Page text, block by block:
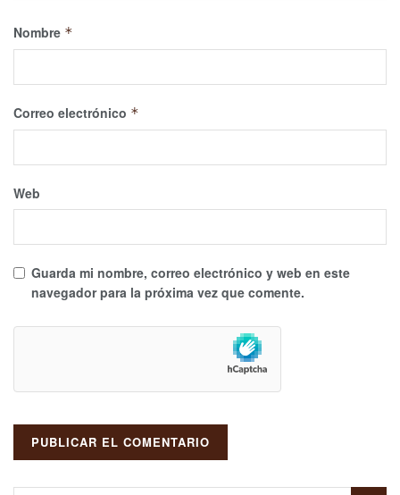
Nombre *
Correo electrónico *
Web
Guarda mi nombre, correo electrónico y web en este
navegador para la próxima vez que comente.